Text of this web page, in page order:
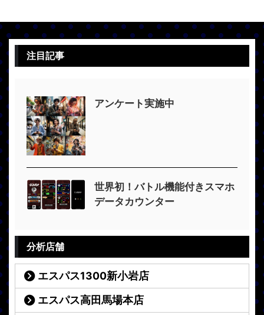
注目記事
アンケート実施中
世界初！バトル機能付きスマホ
データカウンター
分析店舗
エスパス1300新小岩店
エスパス高田馬場本店